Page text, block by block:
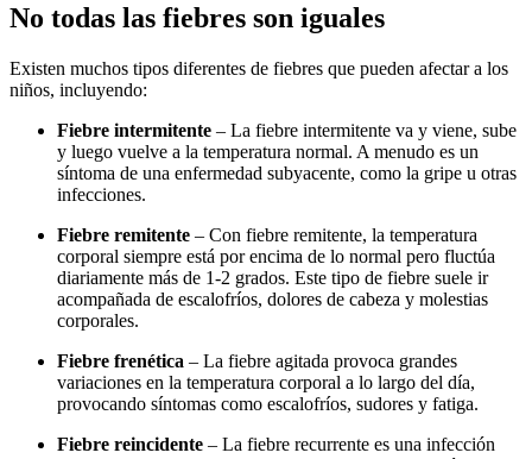
No todas las fiebres son iguales
Existen muchos tipos diferentes de fiebres que pueden afectar a los
niños, incluyendo:
Fiebre intermitente – La fiebre intermitente va y viene, sube
y luego vuelve a la temperatura normal. A menudo es un
síntoma de una enfermedad subyacente, como la gripe u otras
infecciones.
Fiebre remitente – Con fiebre remitente, la temperatura
corporal siempre está por encima de lo normal pero fluctúa
diariamente más de 1-2 grados. Este tipo de fiebre suele ir
acompañada de escalofríos, dolores de cabeza y molestias
corporales.
Fiebre frenética – La fiebre agitada provoca grandes
variaciones en la temperatura corporal a lo largo del día,
provocando síntomas como escalofríos, sudores y fatiga.
Fiebre reincidente – La fiebre recurrente es una infección